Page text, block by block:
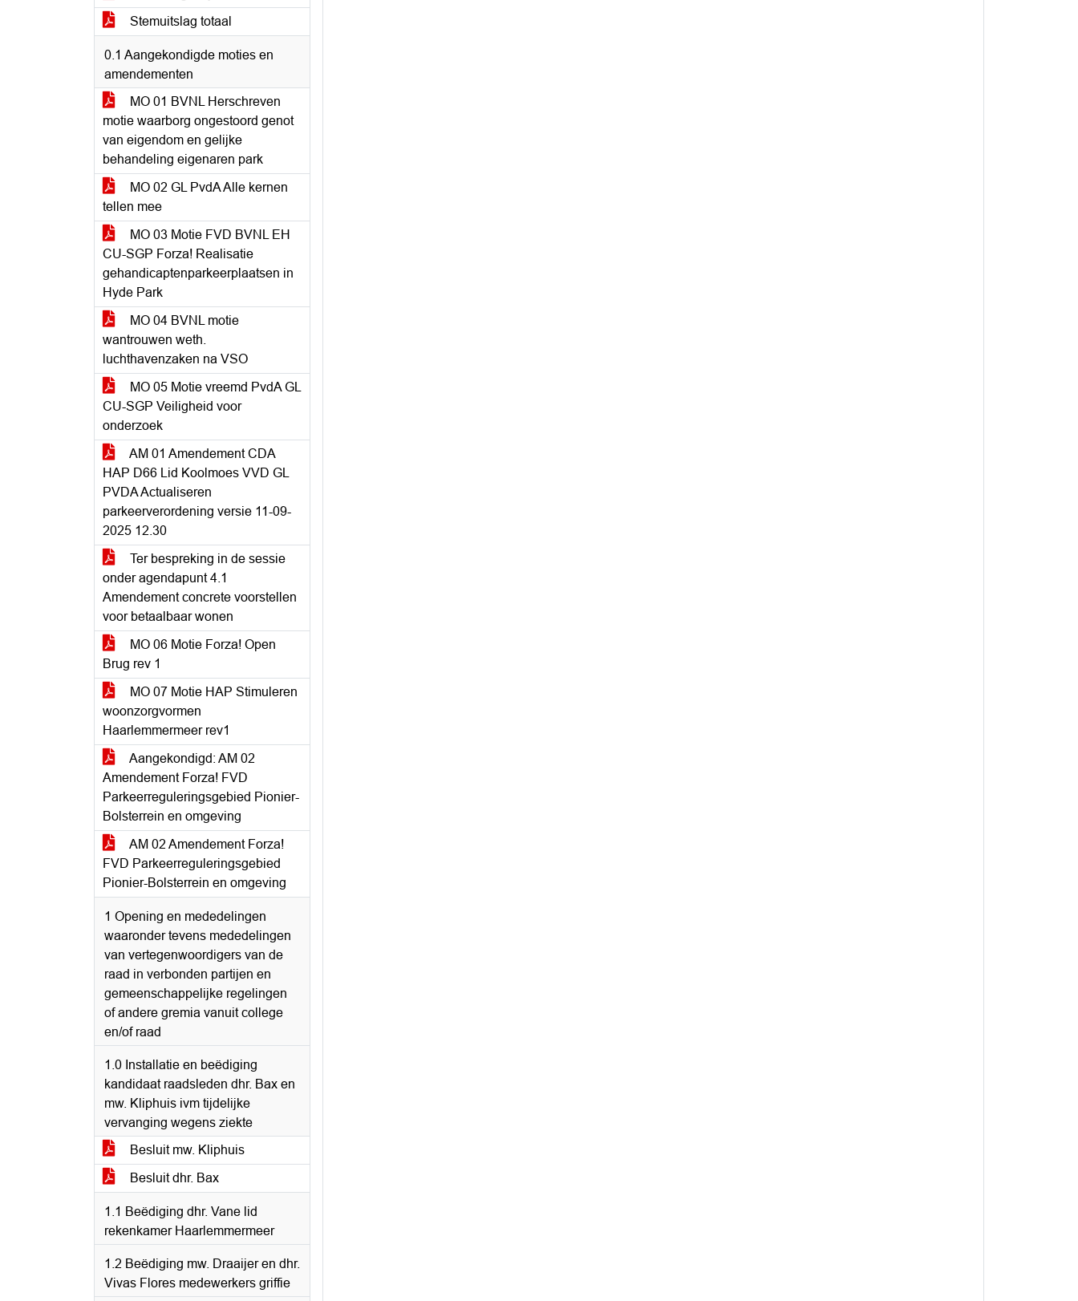
Stemuitslag totaal
0.1 Aangekondigde moties en
amendementen
MO 01 BVNL Herschreven
motie waarborg ongestoord genot
van eigendom en gelijke
behandeling eigenaren park
MO 02 GL PvdA Alle kernen
tellen mee
MO 03 Motie FVD BVNL EH
CU-SGP Forza! Realisatie
gehandicaptenparkeerplaatsen in
Hyde Park
MO 04 BVNL motie
wantrouwen weth.
luchthavenzaken na VSO
MO 05 Motie vreemd PvdA GL
CU-SGP Veiligheid voor
onderzoek
AM 01 Amendement CDA
HAP D66 Lid Koolmoes VVD GL
PVDA Actualiseren
parkeerverordening versie 11-09-
2025 12.30
Ter bespreking in de sessie
onder agendapunt 4.1
Amendement concrete voorstellen
voor betaalbaar wonen
MO 06 Motie Forza! Open
Brug rev 1
MO 07 Motie HAP Stimuleren
woonzorgvormen
Haarlemmermeer rev1
Aangekondigd: AM 02
Amendement Forza! FVD
Parkeerreguleringsgebied Pionier-
Bolsterrein en omgeving
AM 02 Amendement Forza!
FVD Parkeerreguleringsgebied
Pionier-Bolsterrein en omgeving
1 Opening en mededelingen
waaronder tevens mededelingen
van vertegenwoordigers van de
raad in verbonden partijen en
gemeenschappelijke regelingen
of andere gremia vanuit college
en/of raad
1.0 Installatie en beëdiging
kandidaat raadsleden dhr. Bax en
mw. Kliphuis ivm tijdelijke
vervanging wegens ziekte
Besluit mw. Kliphuis
Besluit dhr. Bax
1.1 Beëdiging dhr. Vane lid
rekenkamer Haarlemmermeer
1.2 Beëdiging mw. Draaijer en dhr.
Vivas Flores medewerkers griffie